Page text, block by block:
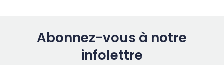
Abonnez-vous à notre
infolettre